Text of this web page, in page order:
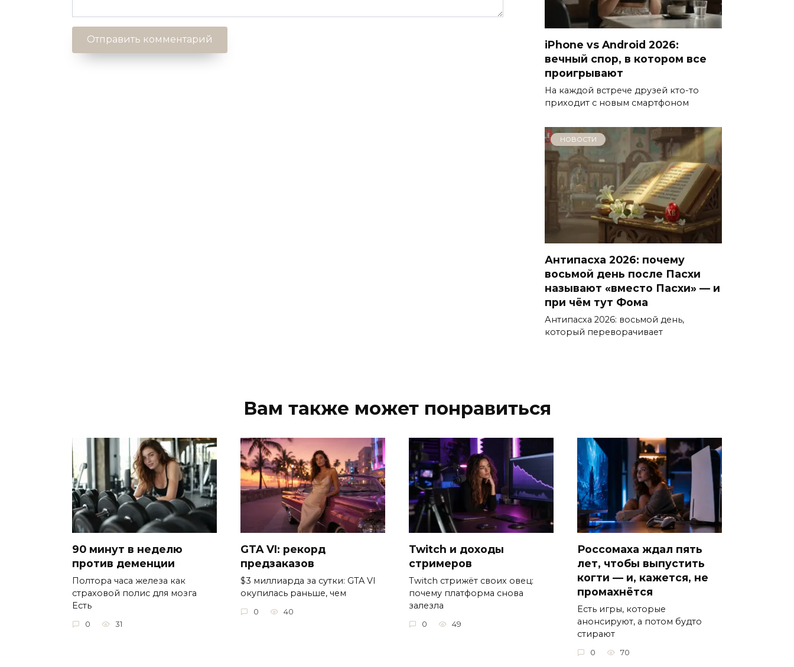
iPhone vs Android 2026:
вечный спор, в котором все
проигрывают
На каждой встрече друзей кто-то
приходит с новым смартфоном
НОВОСТИ
Антипасха 2026: почему
восьмой день после Пасхи
называют «вместо Пасхи» — и
при чём тут Фома
Антипасха 2026: восьмой день,
который переворачивает
Вам также может понравиться
90 минут в неделю
против деменции
Полтора часа железа как
страховой полис для мозга
Есть
0 31
GTA VI: рекорд
предзаказов
$3 миллиарда за сутки: GTA VI
окупилась раньше, чем
0 40
Twitch и доходы
стримеров
Twitch стрижёт своих овец:
почему платформа снова
залезла
0 49
Россомаха ждал пять
лет, чтобы выпустить
когти — и, кажется, не
промахнётся
Есть игры, которые
анонсируют, а потом будто
стирают
0 70